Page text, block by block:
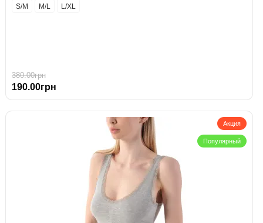
S/M
М/L L/XL
380.00грн
190.00грн
Акция
Популярный